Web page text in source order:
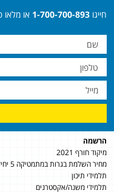
חייגו 1-700-700-893 או מלאו
הרשמה
מיקוד חורף 2021
מחיר השלמת בגרות במתמטיקה 5 יחידות
תלמידי תיכון
תלמידי משנה/אקסטרנים